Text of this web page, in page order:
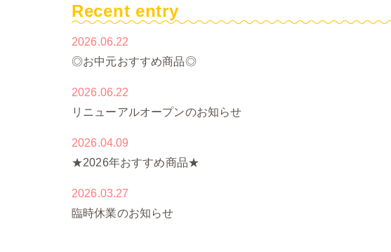
Recent entry
2026.06.22
◎お中元おすすめ商品◎
2026.06.22
リニューアルオープンのお知らせ
2026.04.09
★2026年おすすめ商品★
2026.03.27
臨時休業のお知らせ